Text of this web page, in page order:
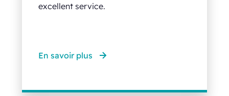
excellent service.
En savoir plus